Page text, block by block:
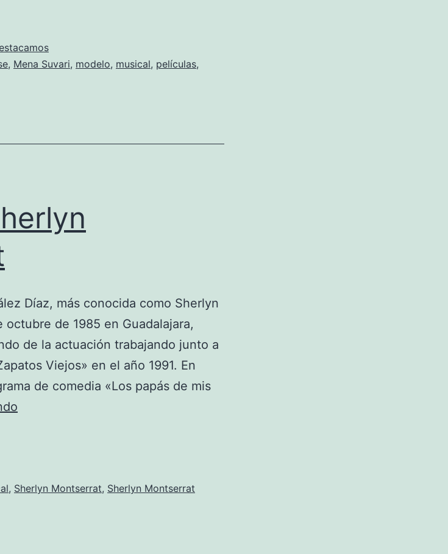
Suvari
, Mena Suvari, modelo, musical, películas,
Díaz, más conocida como Sherlyn
de 1985 en Guadalajara,
de la actuación trabajando junto a
Viejos» en el año 1991. En
de comedia «Los papás de mis
, Sherlyn Montserrat, Sherlyn Montserrat